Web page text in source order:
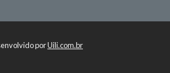
porUili.com.br